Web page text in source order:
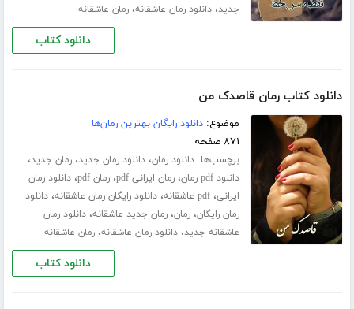
جدید،دانلود رمان عاشقانه،رمان عاشقانه
دانلود کتاب
دانلود کتاب رمان قاصدک من
موضوع:دانلود رایگان بهترین رمان‌ها
۸۷۱ صفحه
برچسب‌ها:دانلود رمان،دانلود رمان جدید،رمان جدید،
دانلود pdf رمان ،رمان ایرانی pdf ،رمان pdf ،دانلود رمان
ایرانی،pdf عاشقانه ،دانلود رایگان رمان عاشقانه،دانلود
رمان رایگان،رمان،رمان جدید عاشقانه،دانلود رمان
عاشقانه جدید،دانلود رمان عاشقانه،رمان عاشقانه
دانلود کتاب